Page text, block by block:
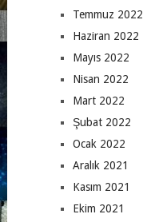
Temmuz 2022
Haziran 2022
Mayıs 2022
Nisan 2022
Mart 2022
Şubat 2022
Ocak 2022
Aralık 2021
Kasım 2021
Ekim 2021